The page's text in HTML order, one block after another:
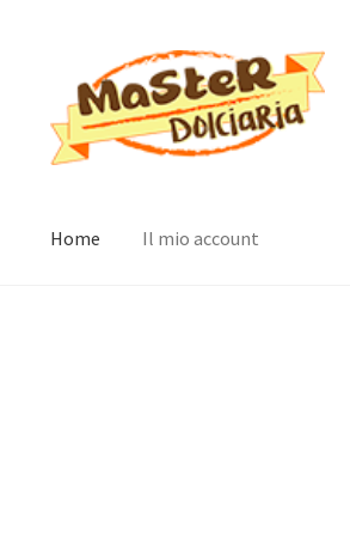
alla
navigazione
contenuto
Home Il mio account